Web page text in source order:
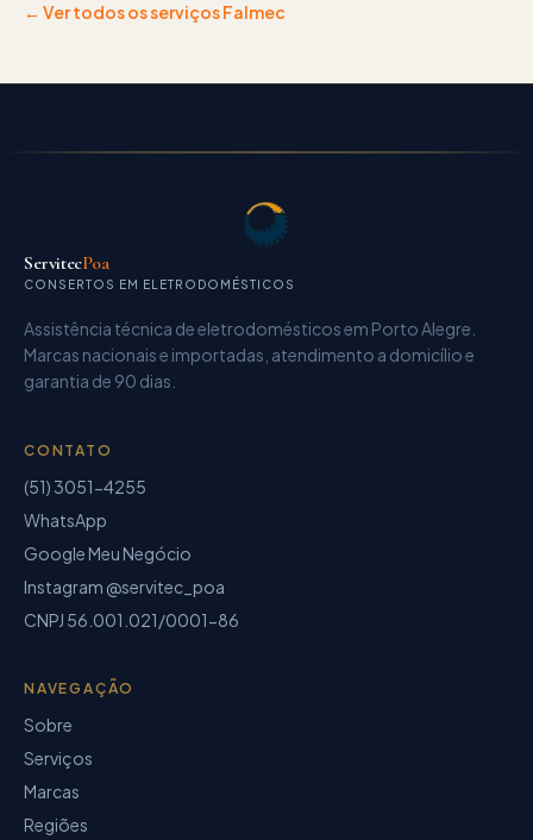
← Ver todos os serviçosFalmec
ServitecPoa
CONSERTOS EM ELETRODOMÉSTICOS
Assistência técnica de eletrodomésticosem Porto Alegre.
Marcas nacionais e importadas, atendimento a domicílio e
garantia de 90 dias
CONTATO
(51) 3051-4255
WhatsApp
Google Meu Negócio
Instagram @servitec_poa
CNPJ 56.001.021/0001-86
NAVEGAÇÃO
Sobre
Serviços
Marcas
Regiões